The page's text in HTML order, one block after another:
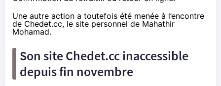
Une autre action a toutefois été menée à l’encontre
de Chedet.cc, le site personnel de Mahathir
Mohamad.
Son site Chedet.cc inaccessible
depuis fin novembre